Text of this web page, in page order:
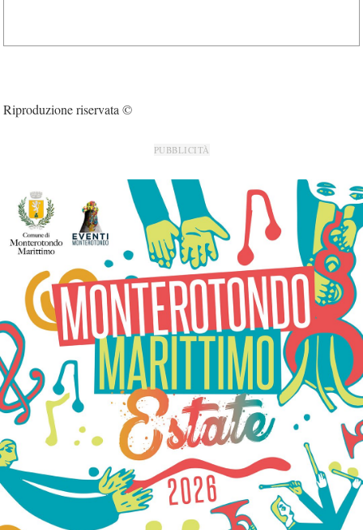
Riproduzione riservata ©
PUBBLICITÀ